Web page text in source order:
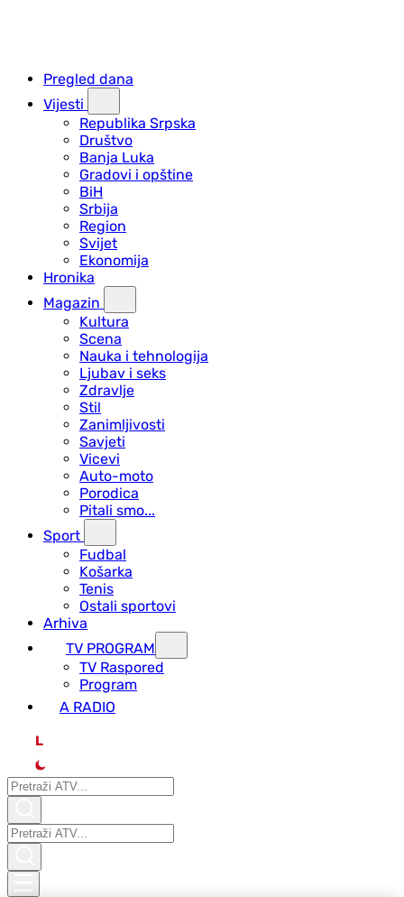
Pregled dana
Vijesti
Republika Srpska
Društvo
Banja Luka
Gradovi i opštine
BiH
Srbija
Region
Svijet
Ekonomija
Hronika
Magazin
Kultura
Scena
Nauka i tehnologija
Ljubav i seks
Zdravlje
Stil
Zanimljivosti
Savjeti
Vicevi
Auto-moto
Porodica
Pitali smo...
Sport
Fudbal
Košarka
Tenis
Ostali sportovi
Arhiva
TV PROGRAM
ТV Raspored
Program
A RADIO
L